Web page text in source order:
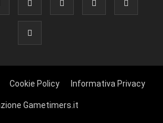
Cookie Policy Informativa Privacy
Gametimers.it